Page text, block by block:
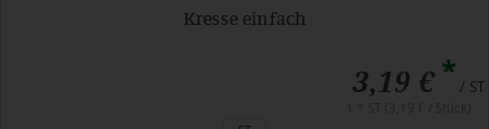
Kresse einfach
3,19 €* / ST